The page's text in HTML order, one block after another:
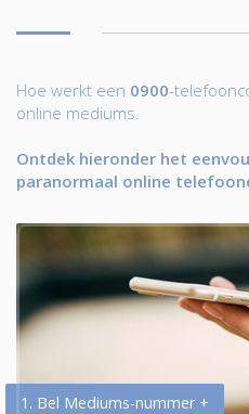
Hoe werkt een 0900-
online mediums.
Ontdek hieronder het
paranormaal online
1. Bel Mediums-nummer +